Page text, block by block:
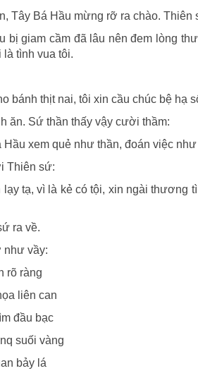
Tây Bá Hầu mừng rỡ ra chào. Thiên
bị giam cầm đã lâu nên đem lòng
là tình vua tôi.
bánh thịt nai, tôi xin cầu chúc bệ hạ
ăn. Sứ thần thấy vậy cười thầm:
Hầu xem quẻ như thần, đoán việc
Thiên sứ:
lạy tạ, vì là kẻ có tội, xin ngài thương
ra về.
như vầy:
rõ ràng
liên can
đầu bạc
suối vàng
bảy lá